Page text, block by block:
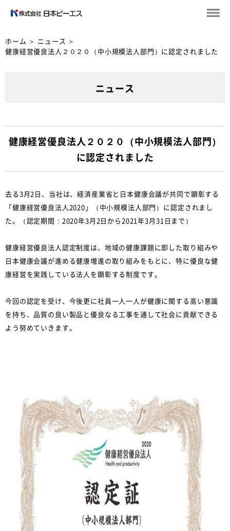
ホーム ＞ ニュース ＞
健康経営優良法人２０２０（中小規模法人部門）に認定されました
ニュース
健康経営優良法人２０２０（中小規模法人部門）
に認定されました
去る3月2日、当社は、経済産業省と日本健康会議が共同で顕彰する
「健康経営優良法人2020」（中小規模法人部門）に認定されまし
た。（認定期間：2020年3月2日から2021年3月31日まで）
健康経営優良法人認定制度は、地域の健康課題に即した取り組みや
日本健康会議が進める健康増進の取り組みをもとに、特に優良な健
康経営を実践している法人を顕彰する制度です。
今回の認定を受け、今後更に社員一人一人が健康に関する高い意識
を持ち、品質の良い製品と優良なる工事を通して社会に貢献できる
よう努めていきます。